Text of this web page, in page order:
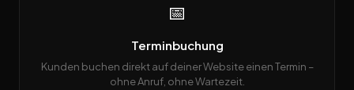
📅
Terminbuchung
Kunden buchen direkt auf deiner Website einen Termin –
ohne Anruf, ohne Wartezeit.